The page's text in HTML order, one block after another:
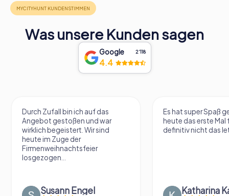
Was unsere Kunden sagen
Google 2‘118
4.4
Durch Zufall bin ich auf das
Angebot gestoßen und war
wirklich begeistert. Wir sind
heute im Zuge der
Firmenweihnachtsfeier
losgezogen...
Susann Engel
Es hat super Spaß
heute das erste Mal
definitiv nicht das
Katharina